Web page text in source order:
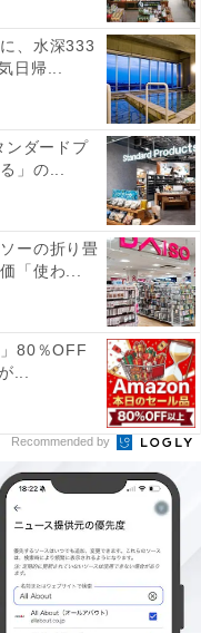
、水深333
日帰...
ンダードプ
」の...
ーの折り畳
「使わ...
80％OFF
...
Recommended by